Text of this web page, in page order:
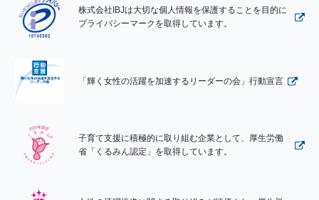
株式会社IBJは大切な個人情報を保護することを目的に
プライバシーマークを取得しています。
「輝く女性の活躍を加速するリーダーの会」行動宣言
子育て支援に積極的に取り組む企業として、厚生労働
省「くるみん認定」を取得しています。